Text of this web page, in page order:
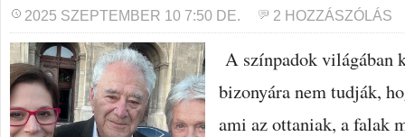
2025 SZEPTEMBER 10 7:50 DE. 2 HOZZÁSZÓLÁS
A színpadok világában
bizonyára nem tudják,
ami az ottaniak, a falak